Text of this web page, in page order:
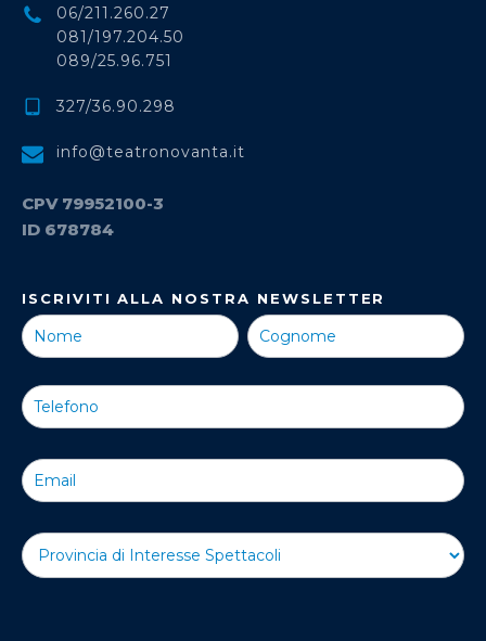
06/211.260.27
081/197.204.50
089/25.96.751
327/36.90.298
info@teatronovanta.it
CPV 79952100-3
ID 678784
ISCRIVITI ALLA NOSTRA NEWSLETTER
Iscriviti alla